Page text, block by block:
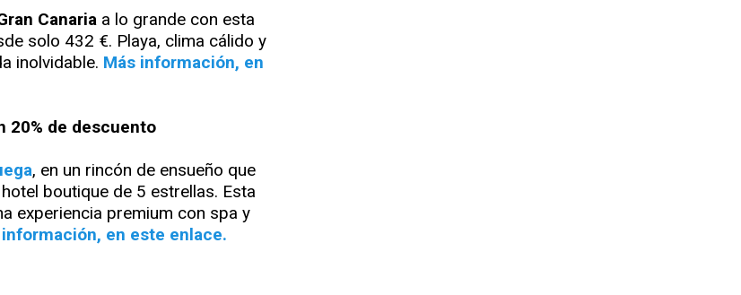
Canaria a lo grande con esta
solo 432 €. Playa, clima cálido y
inolvidable. Más información, en
20% de descuento
, en un rincón de ensueño que
boutique de 5 estrellas. Esta
experiencia premium con spa y
información, en este enlace.